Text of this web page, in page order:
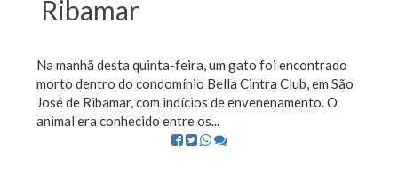
Ribamar
Na manhã desta quinta-feira, um gato foi encontrado
morto dentro do condomínio Bella Cintra Club, em São
José de Ribamar, com indícios de envenenamento. O
animal era conhecido entre os...